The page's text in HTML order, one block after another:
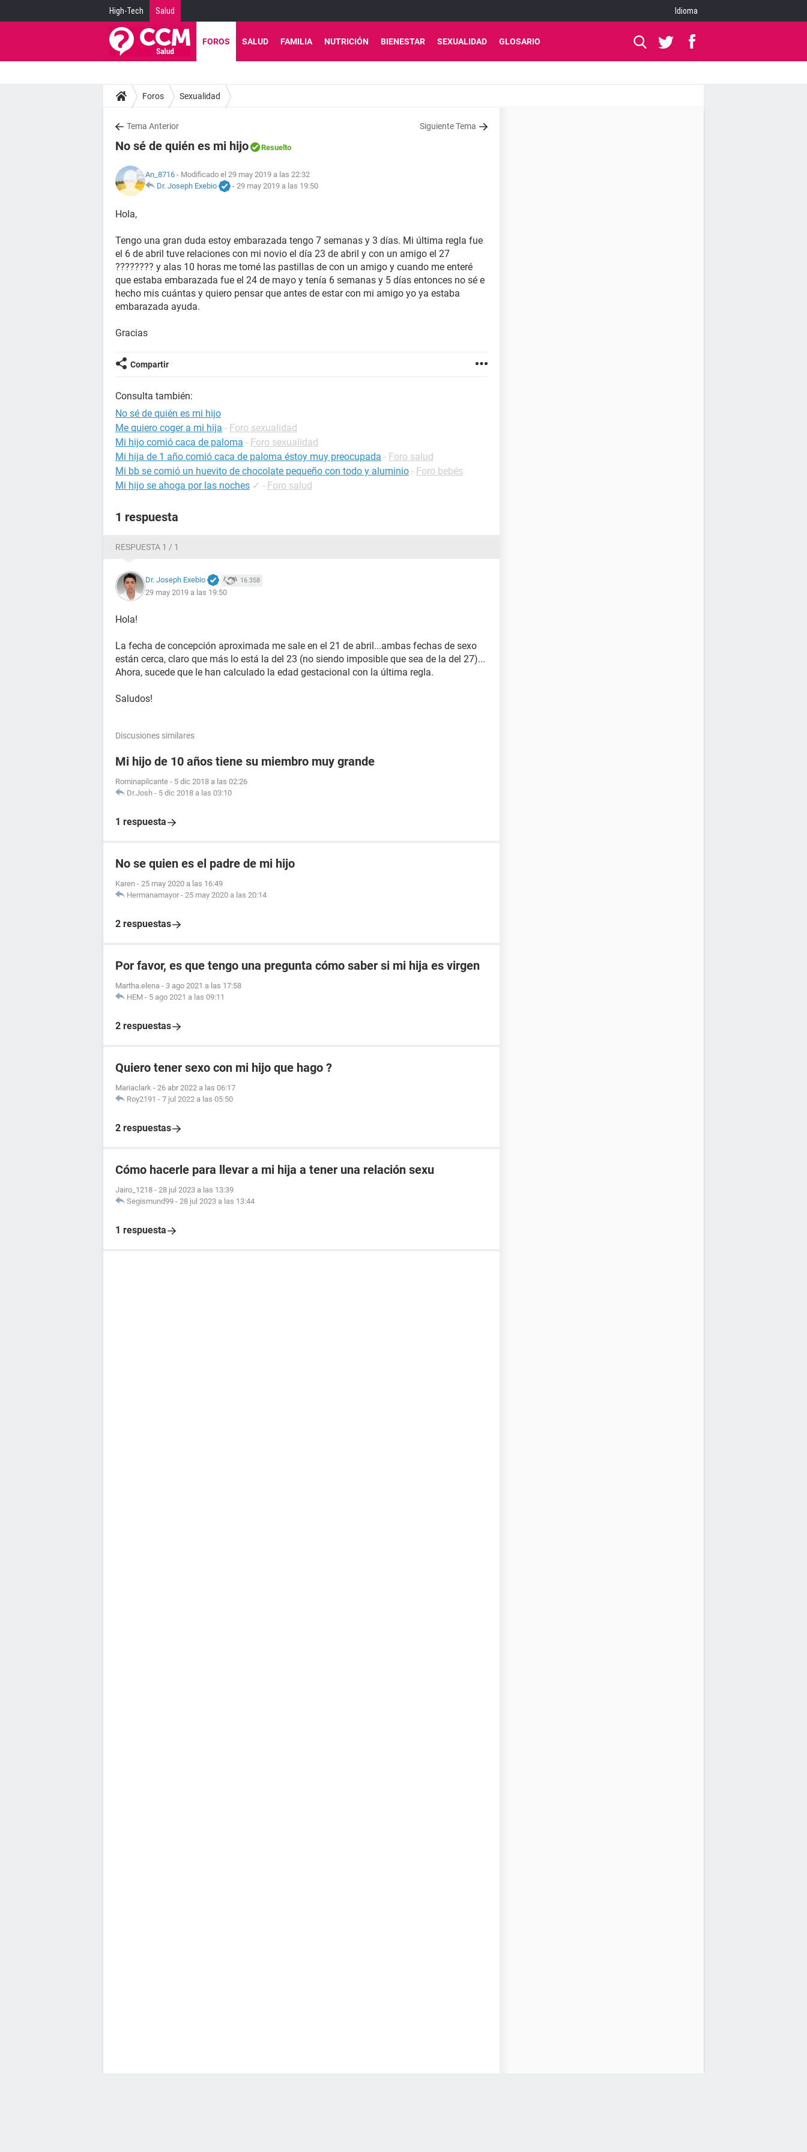
High-Tech Salud Idioma
FOROS SALUD FAMILIA NUTRICIÓN BIENESTAR SEXUALIDAD GLOSARIO
Foros Sexualidad
Tema Anterior Siguiente Tema
No sé de quién es mi hijo Resuelto
An_8716 - Modificado el 29 may 2019 a las 22:32
Dr. Joseph Exebio
- 29 may 2019 a las 19:50
Hola,
Tengo una gran duda estoy embarazada tengo 7 semanas y 3 días. Mi última regla fue
el 6 de abril tuve relaciones con mi novio el día 23 de abril y con un amigo el 27
???????? y alas 10 horas me tomé las pastillas de con un amigo y cuando me enteré
que estaba embarazada fue el 24 de mayo y tenía 6 semanas y 5 días entonces no sé e
hecho mis cuántas y quiero pensar que antes de estar con mi amigo yo ya estaba
embarazada ayuda.
Gracias
Compartir
Consulta también:
No sé de quién es mi hijo
Me quiero coger a mi hija - Foro sexualidad
Mi hijo comió caca de paloma - Foro sexualidad
Mi hija de 1 año comió caca de paloma éstoy muy preocupada - Foro salud
Mi bb se comió un huevito de chocolate pequeño con todo y aluminio - Foro bebés
Mi hijo se ahoga por las noches ✓ - Foro salud
1 respuesta
RESPUESTA 1 / 1
Dr. Joseph Exebio 16.358
29 may 2019 a las 19:50
Hola!
La fecha de concepción aproximada me sale en el 21 de abril...ambas fechas de sexo
están cerca, claro que más lo está la del 23 (no siendo imposible que sea de la del 27)...
Ahora, sucede que le han calculado la edad gestacional con la última regla.
Saludos!
Discusiones similares
Mi hijo de 10 años tiene su miembro muy grande
Rominapilcante - 5 dic 2018 a las 02:26
Dr.Josh - 5 dic 2018 a las 03:10
1 respuesta
No se quien es el padre de mi hijo
Karen - 25 may 2020 a las 16:49
Hermanamayor - 25 may 2020 a las 20:14
2 respuestas
Por favor, es que tengo una pregunta cómo saber si mi hija es virgen
Martha.elena - 3 ago 2021 a las 17:58
HEM - 5 ago 2021 a las 09:11
2 respuestas
Quiero tener sexo con mi hijo que hago ?
Mariaclark - 26 abr 2022 a las 06:17
Roy2191 - 7 jul 2022 a las 05:50
2 respuestas
Cómo hacerle para llevar a mi hija a tener una relación sexu
Jairo_1218 - 28 jul 2023 a las 13:39
Segismund99 - 28 jul 2023 a las 13:44
1 respuesta